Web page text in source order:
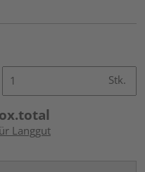
Stk.
Langgut